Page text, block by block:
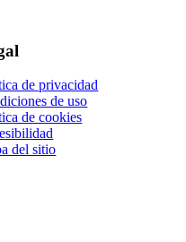
de privacidad
de uso
de cookies
del sitio